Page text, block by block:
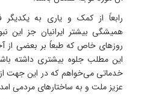
رابعاً از کمک و یاری به یکدیگر
همیشگی بیشتر ایرانیان جز این
روزهای خاص که طبعاً بر بعضی از
این مطلب جلوه بیشتری داشته
خدماتی می‌خواهم که در این جهت از
عزیز ملت و به ساختارهای مردمی